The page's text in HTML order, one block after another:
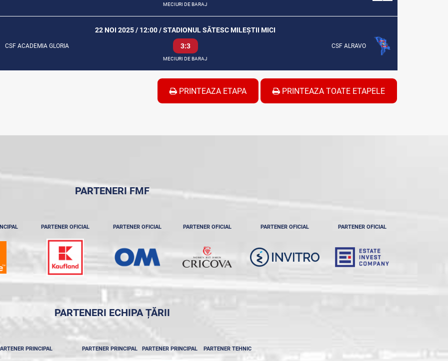
MECIURI DE BARAJ
22 NOI 2025 / 12:00 / STADIONUL SĂTESC MILEȘTII MICI
CSF ACADEMIA GLORIA 3:3 CSF ALRAVO
MECIURI DE BARAJ
PRINTEAZA ETAPA PRINTEAZA TOATE ETAPELE
PARTENERI FMF
PARTENER OFICIAL PARTENER OFICIAL PARTENER OFICIAL PARTENER OFICIAL PARTENER OFICIAL
PARTENERI ECHIPA ȚĂRII
PRINCIPAL PARTENER PRINCIPAL PARTENER PRINCIPAL PARTENER TEHNIC